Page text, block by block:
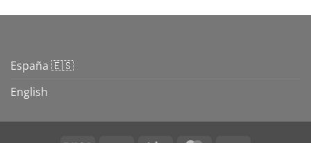
España 🇪🇸
English